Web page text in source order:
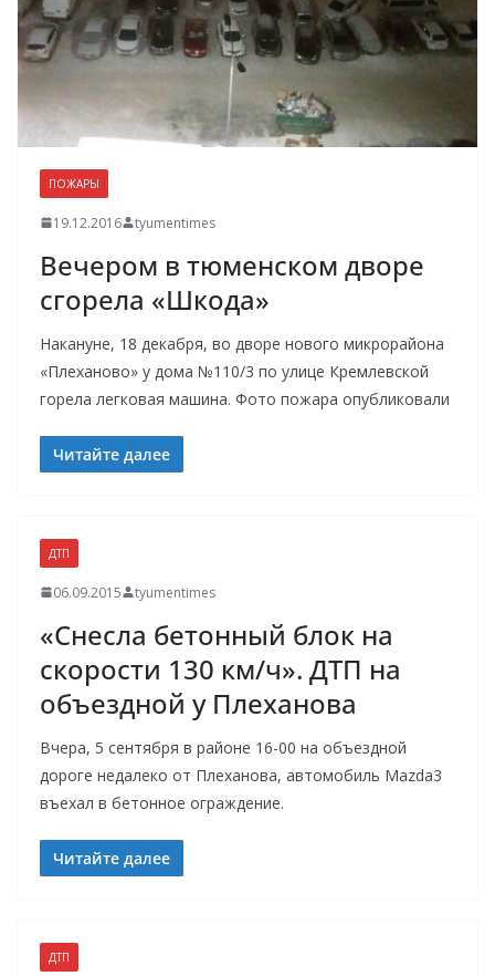
ПОЖАРЫ
19.12.2016 tyumentimes
Вечером в тюменском дворе
сгорела «Шкода»
Накануне, 18 декабря, во дворе нового микрорайона
«Плеханово» у дома №110/3 по улице Кремлевской
горела легковая машина. Фото пожара опубликовали
Читайте далее
ДТП
06.09.2015 tyumentimes
«Снесла бетонный блок на
скорости 130 км/ч». ДТП на
объездной у Плеханова
Вчера, 5 сентября в районе 16-00 на объездной
дороге недалеко от Плеханова, автомобиль Mazda3
въехал в бетонное ограждение.
Читайте далее
ДТП